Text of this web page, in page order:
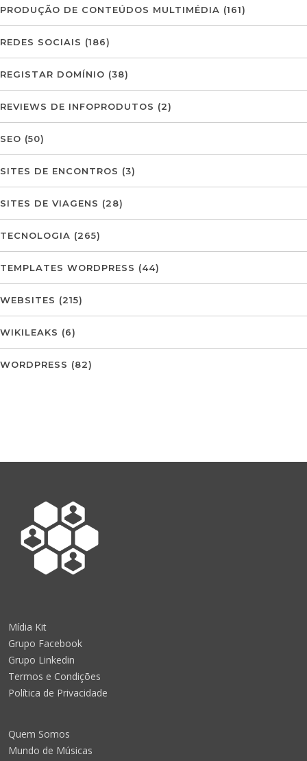
PRODUÇÃO DE CONTEÚDOS MULTIMÉDIA (161)
REDES SOCIAIS (186)
REGISTAR DOMÍNIO (38)
REVIEWS DE INFOPRODUTOS (2)
SEO (50)
SITES DE ENCONTROS (3)
SITES DE VIAGENS (28)
TECNOLOGIA (265)
TEMPLATES WORDPRESS (44)
WEBSITES (215)
WIKILEAKS (6)
WORDPRESS (82)
Mídia Kit
Grupo Facebook
Grupo Linkedin
Termos e Condições
Política de Privacidade
Quem Somos
Mundo de Músicas